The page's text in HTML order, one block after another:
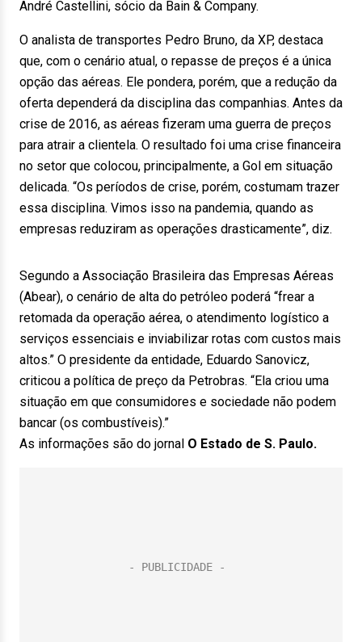
André Castellini, sócio da Bain & Company.
O analista de transportes Pedro Bruno, da XP, destaca
que, com o cenário atual, o repasse de preços é a única
opção das aéreas. Ele pondera, porém, que a redução da
oferta dependerá da disciplina das companhias. Antes da
crise de 2016, as aéreas fizeram uma guerra de preços
para atrair a clientela. O resultado foi uma crise financeira
no setor que colocou, principalmente, a Gol em situação
delicada. “Os períodos de crise, porém, costumam trazer
essa disciplina. Vimos isso na pandemia, quando as
empresas reduziram as operações drasticamente”, diz.
Segundo a Associação Brasileira das Empresas Aéreas
(Abear), o cenário de alta do petróleo poderá “frear a
retomada da operação aérea, o atendimento logístico a
serviços essenciais e inviabilizar rotas com custos mais
altos.” O presidente da entidade, Eduardo Sanovicz,
criticou a política de preço da Petrobras. “Ela criou uma
situação em que consumidores e sociedade não podem
bancar (os combustíveis).”
As informações são do jornal O Estado de S. Paulo.